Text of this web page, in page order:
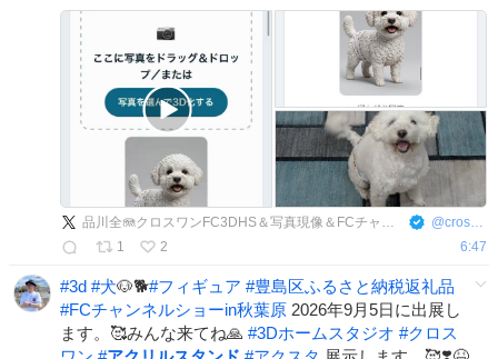
品川全🪼クロスワンFC3DHS＆写真現像＆FCチャンネルのFC池袋＆信長デイトナ＆賃貸･民泊･売買 @cross9631zen
1
2 6:47
#3d #犬🐶🐕#フィギュア #豊島区ふるさと納税返礼品
#FCチャンネルショーin秋葉原 2026年9月5日に出展し
ます。🥰みんな来てね🙏 #3Dホームスタジオ #クロス